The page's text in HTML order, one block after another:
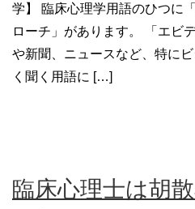
学】 臨床心理学用語のひつに
ローチ」があります。 「エビ
や新聞、ニュースなど、特に
く聞く用語に […]
臨床心理士は胡